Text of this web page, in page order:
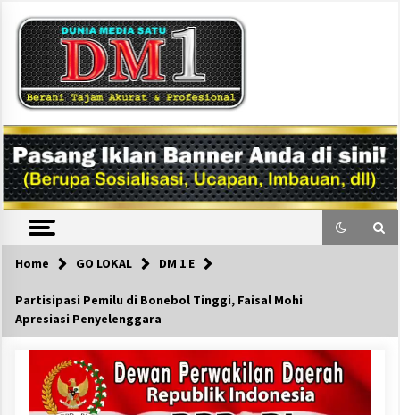
content
DM1
Home GO LOKAL DM 1 E
Partisipasi Pemilu di Bonebol Tinggi, Faisal Mohi
Apresiasi Penyelenggara